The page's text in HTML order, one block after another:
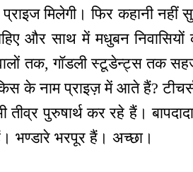
मिलेगी। फिर कहानी नहीं
और साथ में मधुबन निवासियों
वालों तक, गॉडली स्टूडेन्ट्स तक
के नाम प्राइज़ में आते हैं?
पुरुषार्थ कर रहे हैं।
भण्डारे भरपूर हैं। अच्छा।